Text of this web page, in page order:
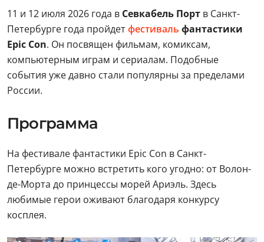
11 и 12 июля 2026 года в Севкабель Порт в Санкт-
Петербурге года пройдетфестиваль фантастики
Epic Con. Он посвящен фильмам, комиксам,
компьютерным играм и сериалам. Подобные
события уже давно стали популярны за пределами
России.
Программа
На фестивале фантастики Epic Con в Санкт-
Петербурге можно встретить кого угодно: от Волон-
де-Морта до принцессы морей Ариэль. Здесь
любимые герои оживают благодаря конкурсу
косплея.